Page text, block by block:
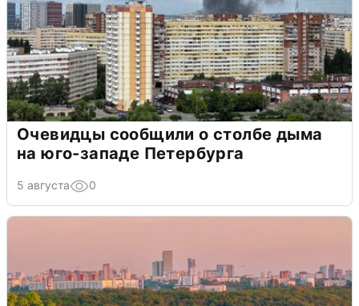
Очевидцы сообщили о столбе дыма
на юго-западе Петербурга
5 августа 0